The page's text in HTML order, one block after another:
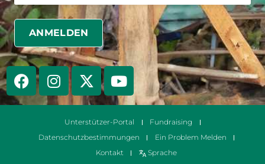
Unterstützer-Portal
Fundraising
Datenschutzbestimmungen
Ein Problem Melden
Kontakt
Sprache